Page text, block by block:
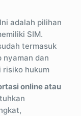
adalah pilihan
SIM.
termasuk
nyaman dan
risiko hukum
online atau